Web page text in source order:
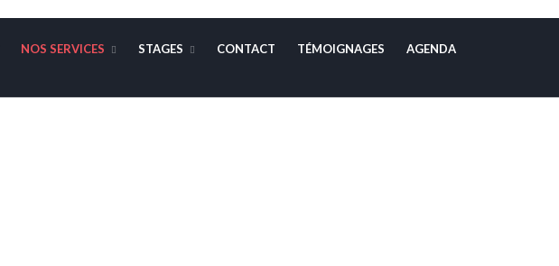
NOS SERVICES STAGES CONTACT TÉMOIGNAGES AGENDA